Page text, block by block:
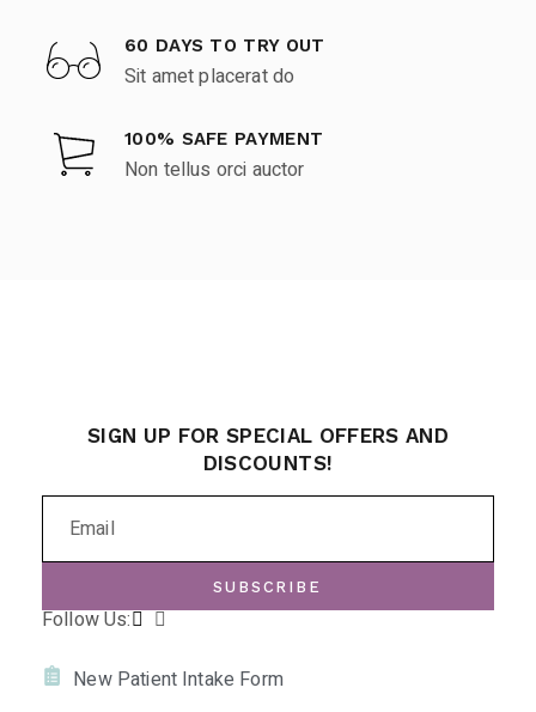
60 DAYS TO TRY OUT
Sit amet placerat do
100% SAFE PAYMENT
Non tellus orci auctor
SIGN UP FOR SPECIAL OFFERS AND
DISCOUNTS!
SUBSCRIBE
Follow Us:
New Patient Intake Form